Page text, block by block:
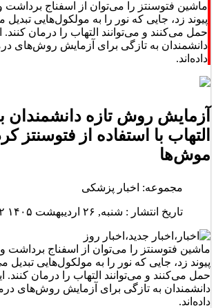
ماشین فتوسنتز را می‌توان از اسفناج
پیوند زد، جایی که نور را به مولکول‌هایی
حمل می‌کنند و می‌توانند التهاب را درمان
دانشمندان به تازگی برای آزمایش روش‌های
داده‌اند.
آزمایش روش تازه دانشمندان
التهاب با استفاده از
موش‌ها
مجموعه: اخبار پزشکی
تاریخ انتشار : شنبه, ۲۶ اردیبهشت ۱۴۰۵ ۲۰:۰۲
ماشین فتوسنتز را می‌توان از اسفناج
پیوند زد، جایی که نور را به مولکول‌هایی تبدیل
حمل می‌کنند و می‌توانند التهاب را درمان
دانشمندان به تازگی برای آزمایش روش‌های
داده‌اند.